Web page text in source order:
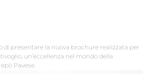
di presentare la nuova brochure realizzata per
un’eccellenza nel mondo della
Pavese.